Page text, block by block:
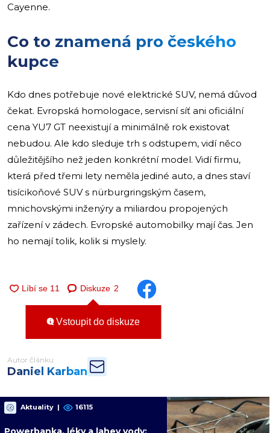
Cayenne.
Co to znamená pro českého
kupce
Kdo dnes potřebuje nové elektrické SUV, nemá důvod
čekat. Evropská homologace, servisní síť ani oficiální
cena YU7 GT neexistují a minimálně rok existovat
nebudou. Ale kdo sleduje trh s odstupem, vidí něco
důležitějšího než jeden konkrétní model. Vidí firmu,
která před třemi lety neměla jediné auto, a dnes staví
tisícikoňové SUV s nürburgringským časem,
mnichovskými inženýry a miliardou propojených
zařízení v zádech. Evropské automobilky mají čas. Jen
ho nemají tolik, kolik si myslely.
Diskuze 2
Vstoupit do diskuze
Autor článku
Daniel Karban
Aktuality | 16115